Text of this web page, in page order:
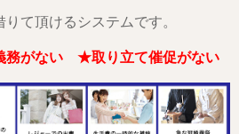
て頂けるシステムです。
がない ★取り立て催促がない